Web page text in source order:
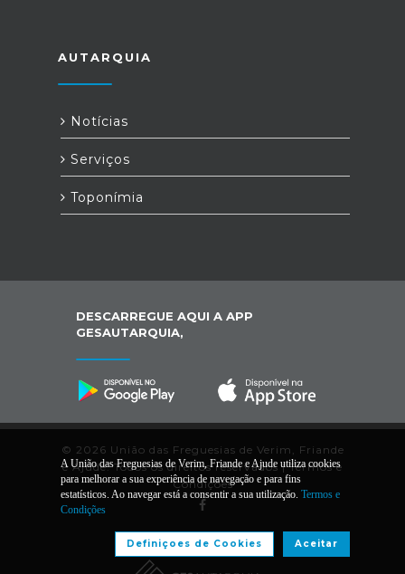
AUTARQUIA
Notícias
Serviços
Toponímia
DESCARREGUE AQUI A APP
GESAUTARQUIA,
© 2026 União das Freguesias de Verim, Friande
e Ajude. Todos os direitos reservados |Termos e
Condições
Desenvolvido por:
A União das Freguesias de Verim, Friande e Ajude utiliza cookies
para melhorar a sua experiência de navegação e para fins
estatísticos. Ao navegar está a consentir a sua utilização. Termos e
Condições
Aceitar
Definiçoes de Cookies